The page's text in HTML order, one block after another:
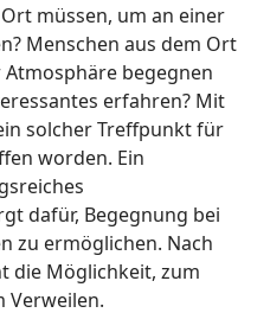
müssen, um an einer
Menschen aus dem Ort
begegnen
erfahren? Mit
solcher Treffpunkt für
worden. Ein
dafür, Begegnung bei
zu ermöglichen. Nach
die Möglichkeit, zum
Verweilen.